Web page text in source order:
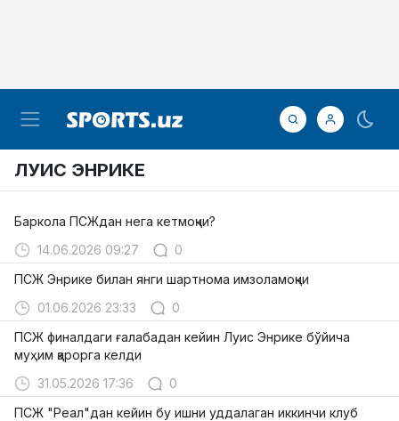
ЛУИС ЭНРИКЕ
Баркола ПСЖдан нега кетмоқчи?
14.06.2026 09:27
0
ПСЖ Энрике билан янги шартнома имзоламоқчи
01.06.2026 23:33
0
ПСЖ финалдаги ғалабадан кейин Луис Энрике бўйича
муҳим қарорга келди
31.05.2026 17:36
0
ПСЖ "Реал"дан кейин бу ишни уддалаган иккинчи клуб